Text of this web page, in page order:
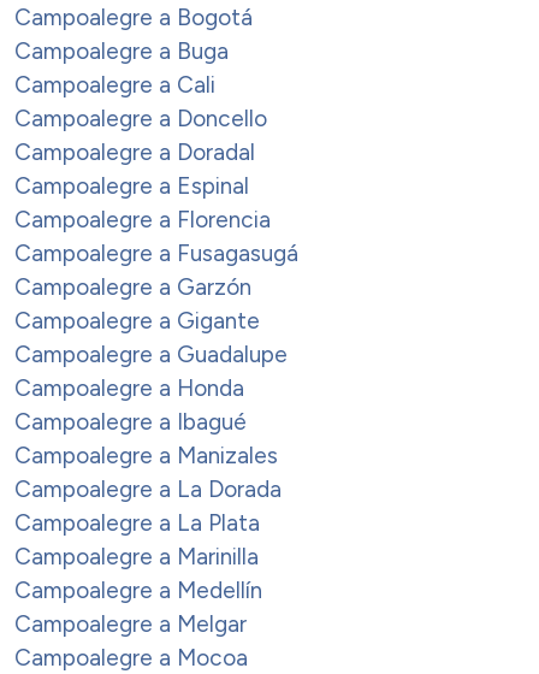
Campoalegre a Bogotá
Campoalegre a Buga
Campoalegre a Cali
Campoalegre a Doncello
Campoalegre a Doradal
Campoalegre a Espinal
Campoalegre a Florencia
Campoalegre a Fusagasugá
Campoalegre a Garzón
Campoalegre a Gigante
Campoalegre a Guadalupe
Campoalegre a Honda
Campoalegre a Ibagué
Campoalegre a Manizales
Campoalegre a La Dorada
Campoalegre a La Plata
Campoalegre a Marinilla
Campoalegre a Medellín
Campoalegre a Melgar
Campoalegre a Mocoa